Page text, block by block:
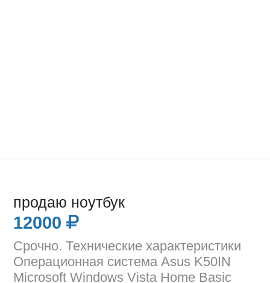
продаю ноутбук
12000
Срочно. Технические характеристики
Операционная система Asus K50IN
Microsoft Windows Vista Home Basic